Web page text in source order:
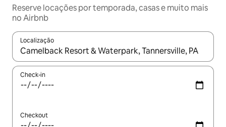
Reserve locações por temporada, casas e muito mais
no Airbnb
Localização
Quando os resultados estiverem disponíveis, explore-os
Check-in
Checkout